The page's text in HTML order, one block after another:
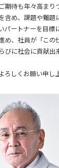
期待も年々高まり
含め、課題や難題
パートナーを目標
め、社員が「この
びに社会に貢献出
ろしくお願い申し